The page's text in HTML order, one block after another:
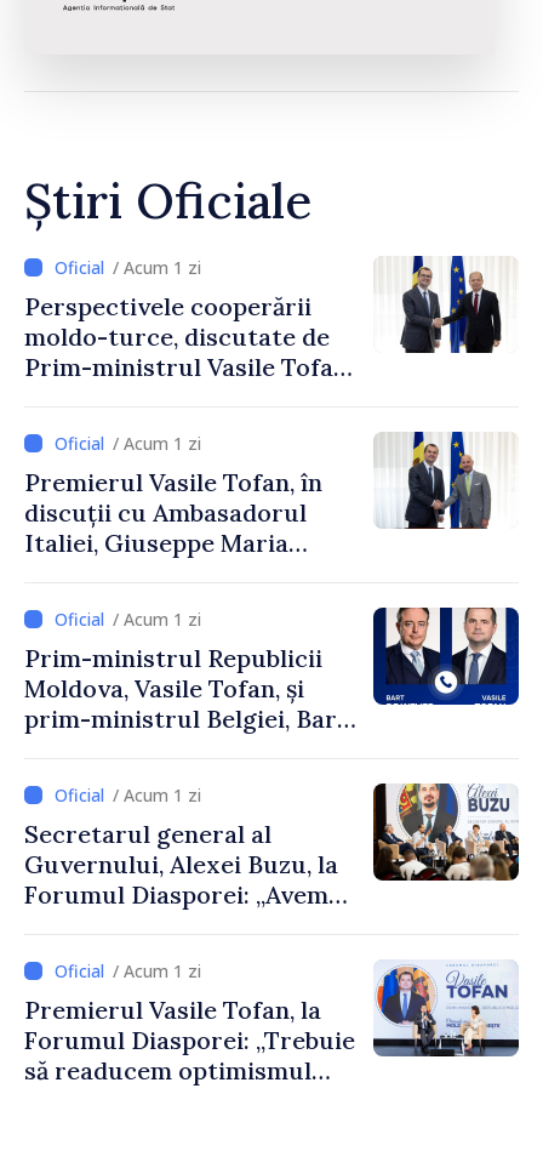
Știri Oficiale
/ Acum 1 zi
Perspectivele cooperării
moldo-turce, discutate de
Prim-ministrul Vasile Tofan
Uygar Mustafa Sertel
/ Acum 1 zi
Premierul Vasile Tofan, în
discuții cu Ambasadorul
Italiei, Giuseppe Maria
/ Acum 1 zi
Prim-ministrul Republicii
Moldova, Vasile Tofan, și
prim-ministrul Belgiei, Bart
despre parcursul european
al Republicii Moldova.
/ Acum 1 zi
Secretarul general al
Guvernului, Alexei Buzu, la
Forumul Diasporei: „Avem
dumneavoastră pentru a
construi comunități mai
puternice”
/ Acum 1 zi
Premierul Vasile Tofan, la
Forumul Diasporei: „Trebuie
să readucem optimismul